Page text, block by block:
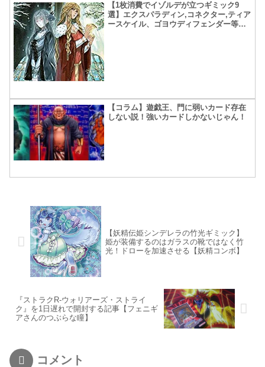
【1枚消費でイゾルデが立つギミック9
選】エクスパラディン,コネクター,ティア
ースケイル、ゴヨウディフェンダー等、
【コラム】遊戯王、門に弱いカード存在
しない説！強いカードしかないじゃん！
【妖精伝姫シンデレラの竹光ギミック】
姫が装備するのはガラスの靴ではなく竹
光！ドローを加速させる【妖精コンボ】
『ストラクR-ウォリアーズ・ストライ
ク』を1日遅れで開封する記事【フェニギ
アさんのつぶらな瞳】
コメント